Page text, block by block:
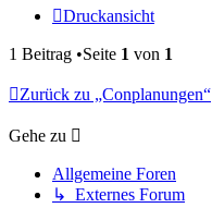
Druckansicht
1 Beitrag •Seite 1 von 1
Zurück zu „Conplanungen“
Gehe zu
Allgemeine Foren
↳ Externes Forum